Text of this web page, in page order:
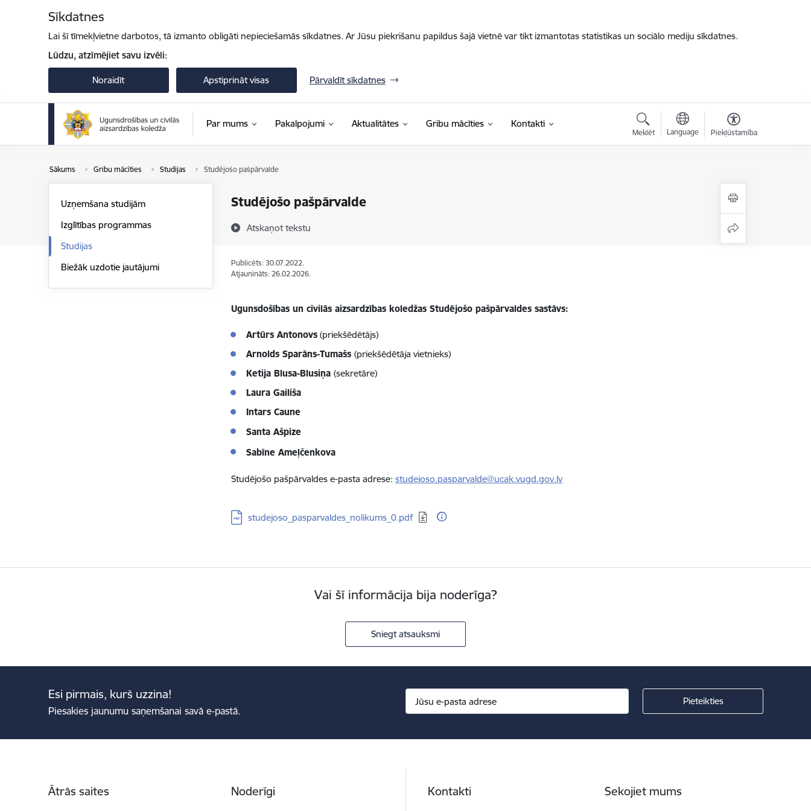
Sīkdatnes
Lai šī tīmekļvietne darbotos, tā izmanto obligāti nepieciešamās sīkdatnes. Ar Jūsu piekrišanu papildus šajā vietnē var tikt izmantotas statistikas un sociālo mediju sīkdatnes.
Lūdzu, atzīmējiet savu izvēli:
Noraidīt Apstiprināt visas Pārvaldīt sīkdatnes
Par mums Pakalpojumi Aktualitātes Gribu mācīties Kontakti
Meklēt Language Piekļūstamība
Sākums Gribu mācīties Studijas Studējošo pašpārvalde
Studējošo pašpārvalde
Atskaņot tekstu
Uzņemšana studijām
Izglītības programmas
Studijas
Biežāk uzdotie jautājumi
Publicēts: 30.07.2022.
Atjaunināts: 26.02.2026.
Ugunsdošības un civilās aizsardzības koledžas Studējošo pašpārvaldes sastāvs:
Artūrs Antonovs (priekšēdētājs)
Arnolds Sparāns-Tumašs(priekšēdētāja vietnieks)
Ketija Blusa-Blusiņa(sekretāre)
Laura Gailiša
Intars Caune
Santa Ašpize
Sabīne Ameļčenkova
Studējošo pašpārvaldes e-pasta adrese:studejoso.pasparvalde@ucak.vugd.gov.lv
Lejupielādēt:
studejoso_pasparvaldes_nolikums_0.pdf
Vai šī informācija bija noderīga?
Sniegt atsauksmi
Esi pirmais, kurš uzzina!
Piesakies jaunumu saņemšanai savā e-pastā.
Ātrās saites Noderīgi Kontakti Sekojiet mums